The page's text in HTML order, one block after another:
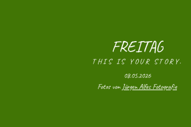
FREITAG
THIS IS YOUR STORY.
08.05.2026
Fotos von Jürgen Alfes Fotografie